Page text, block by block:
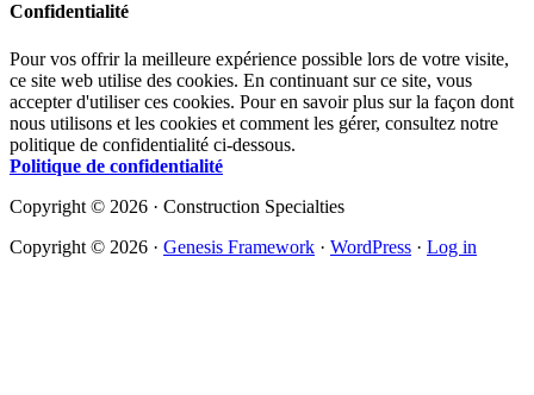
Confidentialité
Pour vos offrir la meilleure expérience possible lors de votre visite,
ce site web utilise des cookies. En continuant sur ce site, vous
accepter d'utiliser ces cookies. Pour en savoir plus sur la façon dont
nous utilisons et les cookies et comment les gérer, consultez notre
politique de confidentialité ci-dessous.
Politique de confidentialité
Copyright © 2026 · Construction Specialties
Copyright © 2026 · Genesis Framework · WordPress · Log in